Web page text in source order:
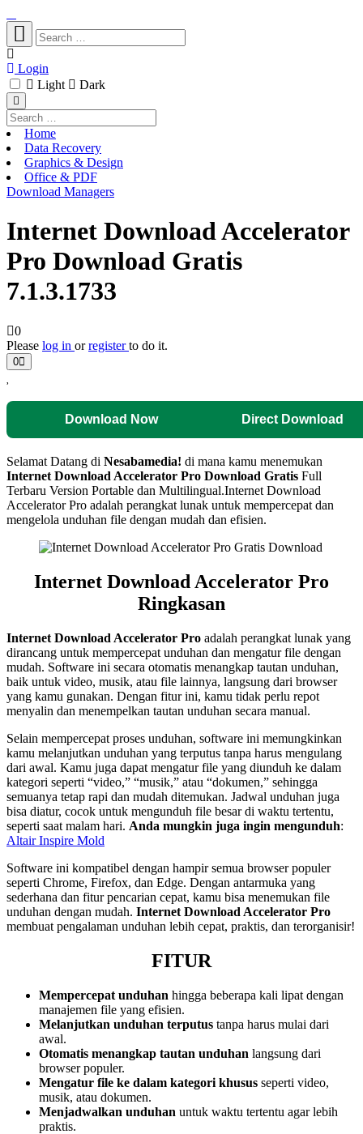
Login
Light
Dark
Home
Data Recovery
Graphics & Design
Office & PDF
Download Managers
Internet Download Accelerator
Pro Download Gratis
7.1.3.1733
0
Please log in orregisterto do it.
0
Download Now Direct Download
Selamat Datang di Nesabamedia! di mana kamu menemukan
Internet Download Accelerator Pro Download Gratis Full
Terbaru Version Portable dan Multilingual.Internet Download
Accelerator Pro adalah perangkat lunak untuk mempercepat dan
mengelola unduhan file dengan mudah dan efisien.
Internet Download Accelerator Pro
Ringkasan
Internet Download Accelerator Pro adalah perangkat lunak yang
dirancang untuk mempercepat unduhan dan mengatur file dengan
mudah. Software ini secara otomatis menangkap tautan unduhan,
baik untuk video, musik, atau file lainnya, langsung dari browser
yang kamu gunakan. Dengan fitur ini, kamu tidak perlu repot
menyalin dan menempelkan tautan unduhan secara manual.
Selain mempercepat proses unduhan, software ini memungkinkan
kamu melanjutkan unduhan yang terputus tanpa harus mengulang
dari awal. Kamu juga dapat mengatur file yang diunduh ke dalam
kategori seperti “video,” “musik,” atau “dokumen,” sehingga
semuanya tetap rapi dan mudah ditemukan. Jadwal unduhan juga
bisa diatur, cocok untuk mengunduh file besar di waktu tertentu,
seperti saat malam hari. Anda mungkin juga ingin mengunduh:
Altair Inspire Mold
Software ini kompatibel dengan hampir semua browser populer
seperti Chrome, Firefox, dan Edge. Dengan antarmuka yang
sederhana dan fitur pencarian cepat, kamu bisa menemukan file
unduhan dengan mudah. Internet Download Accelerator Pro
membuat pengalaman unduhan lebih cepat, praktis, dan terorganisir!
FITUR
Mempercepat unduhan hingga beberapa kali lipat dengan
manajemen file yang efisien.
Melanjutkan unduhan terputus tanpa harus mulai dari
awal.
Otomatis menangkap tautan unduhan langsung dari
browser populer.
Mengatur file ke dalam kategori khusus seperti video,
musik, atau dokumen.
Menjadwalkan unduhan untuk waktu tertentu agar lebih
praktis.